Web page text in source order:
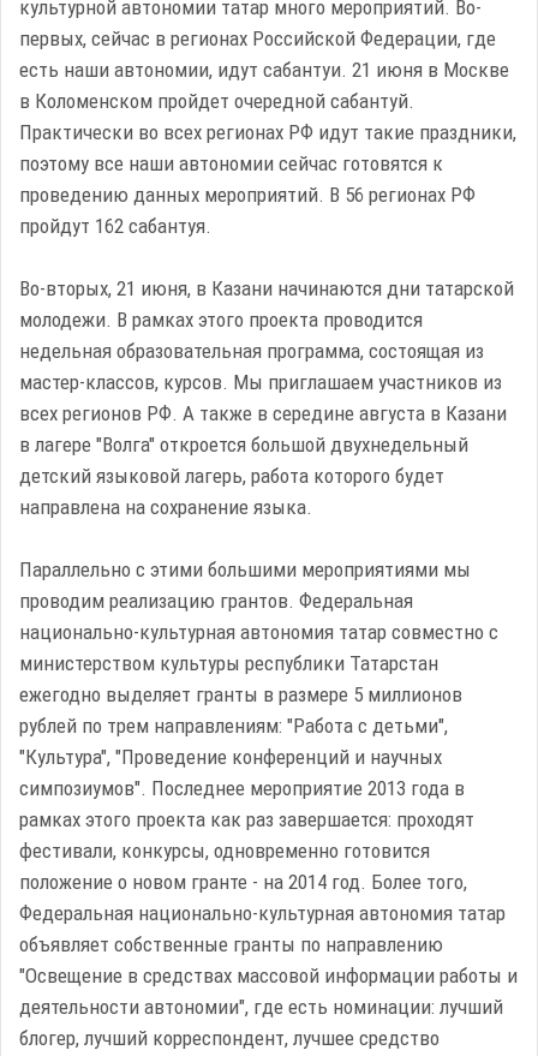
культурной автономии татар много мероприятий. Во-
первых, сейчас в регионах Российской Федерации, где
есть наши автономии, идут сабантуи. 21 июня в Москве
в Коломенском пройдет очередной сабантуй.
Практически во всех регионах РФ идут такие праздники,
поэтому все наши автономии сейчас готовятся к
проведению данных мероприятий. В 56 регионах РФ
пройдут 162 сабантуя.
Во-вторых, 21 июня, в Казани начинаются дни татарской
молодежи. В рамках этого проекта проводится
недельная образовательная программа, состоящая из
мастер-классов, курсов. Мы приглашаем участников из
всех регионов РФ. А также в середине августа в Казани
в лагере "Волга" откроется большой двухнедельный
детский языковой лагерь, работа которого будет
направлена на сохранение языка.
Параллельно с этими большими мероприятиями мы
проводим реализацию грантов. Федеральная
национально-культурная автономия татар совместно с
министерством культуры республики Татарстан
ежегодно выделяет гранты в размере 5 миллионов
рублей по трем направлениям: "Работа с детьми",
"Культура", "Проведение конференций и научных
симпозиумов". Последнее мероприятие 2013 года в
рамках этого проекта как раз завершается: проходят
фестивали, конкурсы, одновременно готовится
положение о новом гранте - на 2014 год. Более того,
Федеральная национально-культурная автономия татар
объявляет собственные гранты по направлению
"Освещение в средствах массовой информации работы и
деятельности автономии", где есть номинации: лучший
блогер, лучший корреспондент, лучшее средство